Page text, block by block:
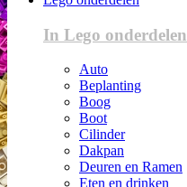
In Lego onderdelen
Auto
Beplanting
Boog
Boot
Cilinder
Dakpan
Deuren en Ramen
Eten en drinken